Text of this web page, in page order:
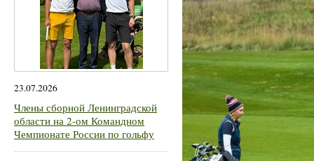
23.07.2026
Члены сборной Ленинградской
области на 2-ом Командном
Чемпионате России по гольфу